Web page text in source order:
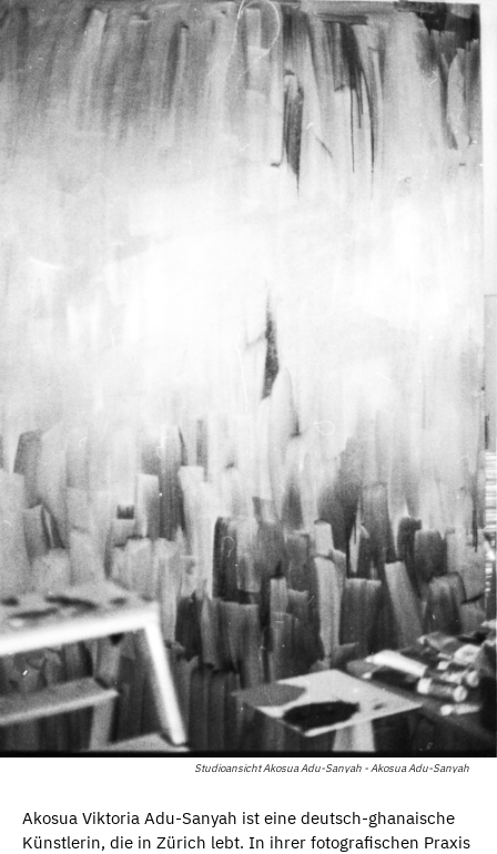
Studioansicht Akosua Adu-Sanyah - Akosua Adu-Sanyah
Akosua Viktoria Adu-Sanyah ist eine deutsch-ghanaische
Künstlerin, die in Zürich lebt. In ihrer fotografischen Praxis